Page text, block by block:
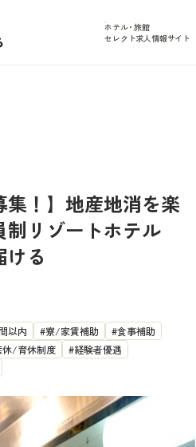
ホテル・旅館
セレクト求人情報サイト
集！】地産地消を楽
制リゾートホテル
ける
以内 寮/家賃補助
食事補助
休/育休制度
経験者優遇